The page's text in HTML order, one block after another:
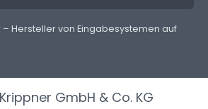
Hersteller von Eingabesystemen auf
GmbH & Co. KG